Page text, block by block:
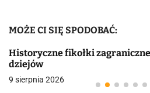
MOŻE CI SIĘ SPODOBAĆ:
Historyczne fikołki
dziejów
9 sierpnia 2026